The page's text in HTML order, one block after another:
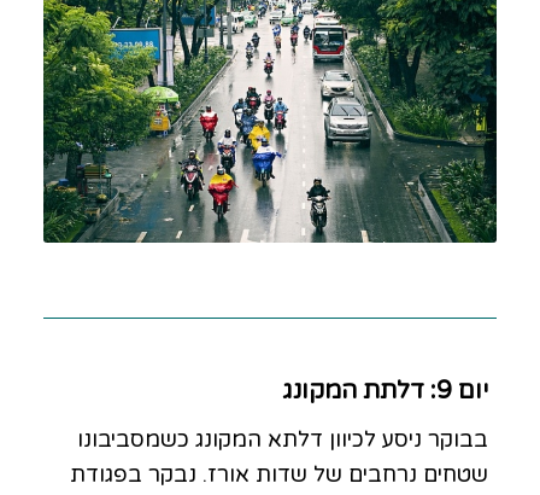
יום 9: דלתת המקונג
בבוקר ניסע לכיוון דלתא המקונג כשמסביבונו
שטחים נרחבים של שדות אורז. נבקר בפגודת